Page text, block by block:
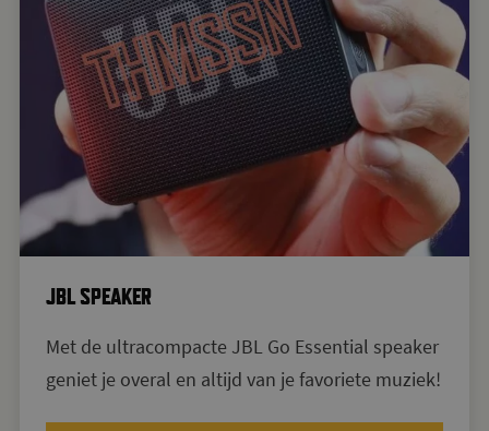
JBL SPEAKER
Met de ultracompacte JBL Go Essential speaker
geniet je overal en altijd van je favoriete muziek!